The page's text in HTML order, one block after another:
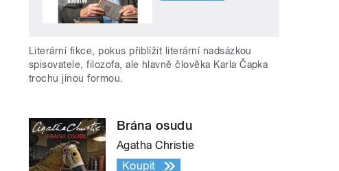
Literární fikce, pokus přiblížit literární nadsázkou
spisovatele, filozofa, ale hlavně člověka Karla Čapka
trochu jinou formou.
Brána osudu
Agatha Christie
Koupit